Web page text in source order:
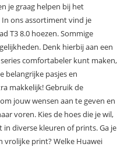
je graag helpen bij het
ons assortiment vind je
T3 8.0 hoezen. Sommige
Denk hierbij aan een
comfortabeler kunt maken,
belangrijke pasjes en
makkelijk! Gebruik de
jouw wensen aan te geven en
voren. Kies de hoes die je wil,
diverse kleuren of prints. Ga je
vrolijke print? Welke Huawei